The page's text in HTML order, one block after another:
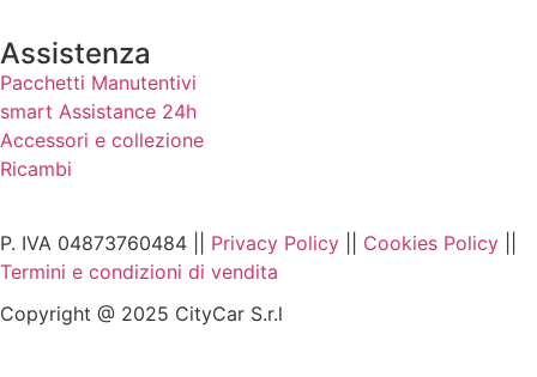
Assistenza
Pacchetti Manutentivi
smart Assistance 24h
Accessori e collezione
Ricambi
P. IVA 04873760484 || Privacy Policy Cookies Policy
Termini e condizioni di vendita
Copyright @ 2025 CityCar S.r.l